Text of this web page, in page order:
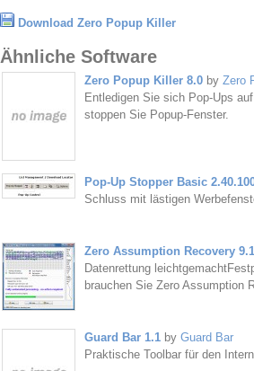
Download Zero Popup Killer
Ähnliche Software
Zero Popup Killer 8.0by Zero
Entledigen Sie sich Pop-Ups
stoppen Sie Popup-Fenster.
Pop-Up Stopper Basic
Schluss mit lästigen
Zero Assumption Recovery 9.1
Datenrettung
brauchen Sie Zero Assumption
Guard Bar 1.1by Guard Bar
Praktische Toolbar für den